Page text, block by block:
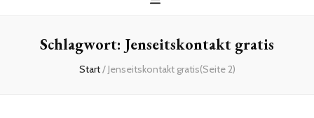
Schlagwort: Jenseitskontakt gratis
Start/Jenseitskontakt gratis(Seite 2)